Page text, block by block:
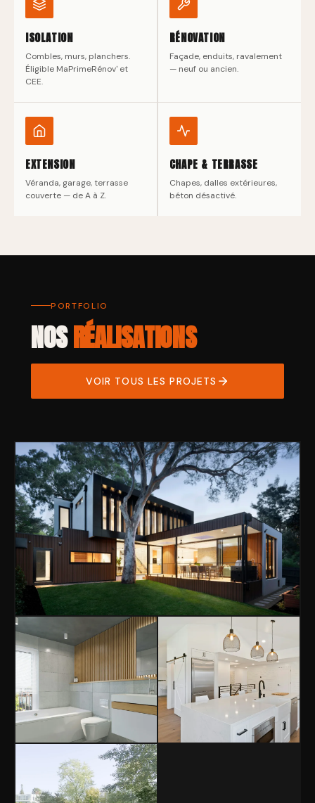
ISOLATION
Combles, murs, planchers.
Éligible MaPrimeRénov' et
CEE.
RÉNOVATION
Façade, enduits, ravalement
— neuf ou ancien.
EXTENSION
Véranda, garage, terrasse
couverte — de A à Z.
CHAPE & TERRASSE
Chapes, dalles extérieures,
béton désactivé.
PORTFOLIO
NOSRÉALISATIONS
VOIR TOUS LES PROJETS